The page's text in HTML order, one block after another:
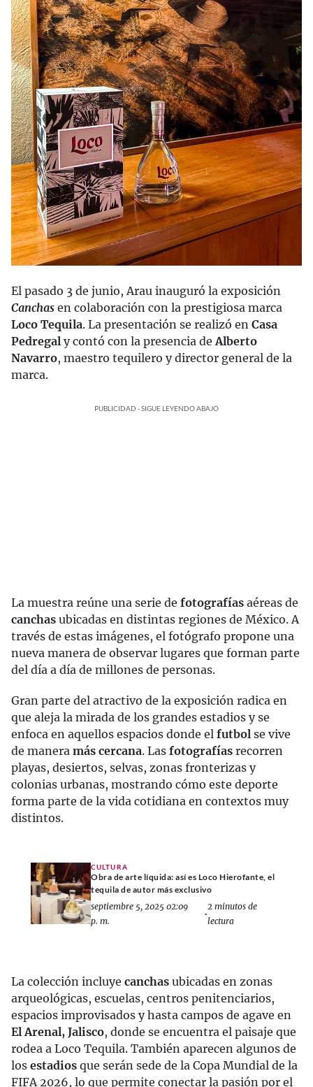
El pasado 3 de junio, Arau inauguró la exposición
Canchas en colaboración con la prestigiosa marca
Loco Tequila. La presentación se realizó en Casa
Pedregal y contó con la presencia deAlberto
Navarro, maestro tequilero y director general de la
marca.
PUBLICIDAD - SIGUE LEYENDO ABAJO
La muestra reúne una serie de fotografías aéreas de
canchas ubicadas en distintas regiones de México. A
través de estas imágenes, el fotógrafo propone una
nueva manera de observar lugares que forman parte
del día a día de millones de personas.
Gran parte del atractivo de la exposición radica en
que aleja la mirada de los grandes estadios y se
enfoca en aquellos espacios donde el futbol se vive
de manera más cercana. Las fotografías recorren
playas, desiertos, selvas, zonas fronterizas y
colonias urbanas, mostrando cómo este deporte
forma parte de la vida cotidiana en contextos muy
distintos.
CULTURA
Obra de arte líquida: así es Loco Hierofante, el
tequila de autor más exclusivo
septiembre 5, 2025 02:09
p. m.
•
2 minutos de
lectura
La colección incluye canchas ubicadas en zonas
arqueológicas, escuelas, centros penitenciarios,
espacios improvisados y hasta campos de agave en
El Arenal, Jalisco, donde se encuentra el paisaje que
rodea a Loco Tequila. También aparecen algunos de
los estadios que serán sede de la Copa Mundial de la
FIFA 2026, lo que permite conectar la pasión por el